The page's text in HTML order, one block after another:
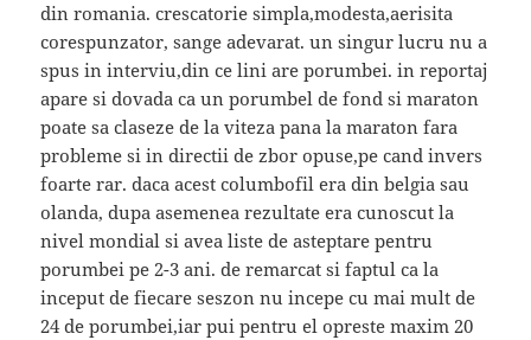
din romania. crescatorie simpla,modesta,aerisita
corespunzator, sange adevarat. un singur lucru nu a
spus in interviu,din ce lini are porumbei. in reportaj
apare si dovada ca un porumbel de fond si maraton
poate sa claseze de la viteza pana la maraton fara
probleme si in directii de zbor opuse,pe cand invers
foarte rar. daca acest columbofil era din belgia sau
olanda, dupa asemenea rezultate era cunoscut la
nivel mondial si avea liste de asteptare pentru
porumbei pe 2-3 ani. de remarcat si faptul ca la
inceput de fiecare seszon nu incepe cu mai mult de
24 de porumbei,iar pui pentru el opreste maxim 20